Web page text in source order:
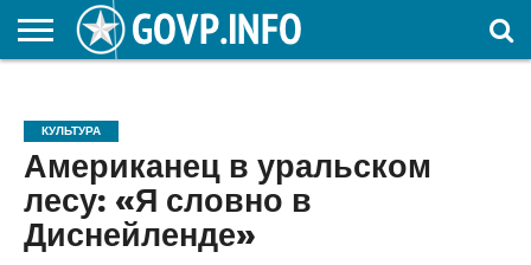
ОБРАЗОВАНИЕ
КУЛЬТУРА
Американец в уральском
лесу: «Я словно в
Диснейленде»